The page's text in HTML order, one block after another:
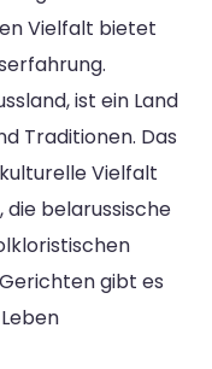
Vielfalt bietet
ist ein Land
Traditionen. Das
Vielfalt
die belarussische
gibt es